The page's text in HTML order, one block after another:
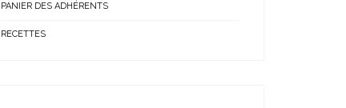
PANIER DES ADHÉRENTS
RECETTES